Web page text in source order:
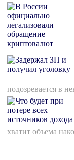
подозревается в
хватит объема